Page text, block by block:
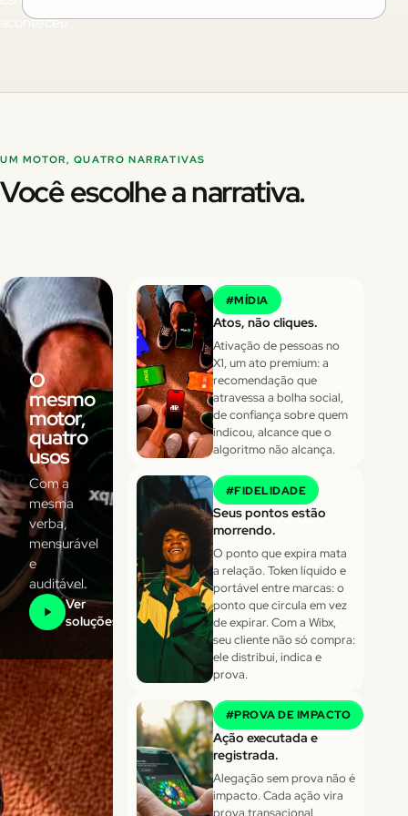
aconteceu.
UM MOTOR, QUATRO NARRATIVAS
Você escolhe a narrativa.
O
mesmo
motor,
quatro
usos
Com a
mesma
verba,
mensurável
e
auditável.
Ver
soluções
#MÍDIA
Atos, não cliques.
Ativação de pessoas no
X1, um ato premium: a
recomendação que
atravessa a bolha social,
de confiança sobre quem
indicou, alcance que o
algoritmo não alcança.
#FIDELIDADE
Seus pontos estão
morrendo.
O ponto que expira mata
a relação. Token líquido e
portável entre marcas: o
ponto que circula em vez
de expirar. Com a Wibx,
seu cliente não só compra:
ele distribui, indica e
prova.
#PROVA DE IMPACTO
Ação executada e
registrada.
Alegação sem prova não é
impacto. Cada ação vira
prova transacional